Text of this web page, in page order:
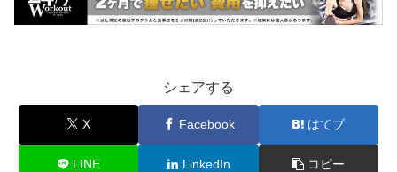
シェアする
X Facebook はてブ
LINE LinkedIn コピー